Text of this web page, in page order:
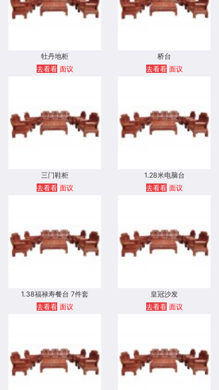
牡丹地柜
去看看 面议
桥台
去看看 面议
三门鞋柜
去看看 面议
1.28米电脑台
去看看 面议
1.38福禄寿餐台 7件套
去看看 面议
皇冠沙发
去看看 面议